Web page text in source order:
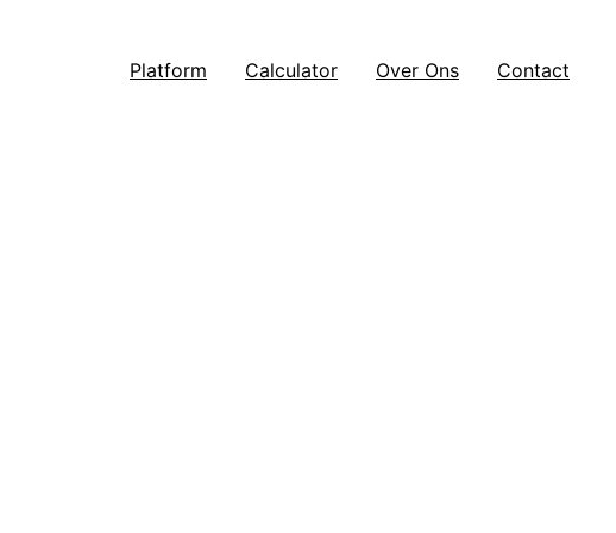
Platform Calculator Over Ons Contact